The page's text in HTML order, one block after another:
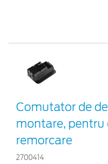
Comutator de
montare, pentru
remorcare
2700414